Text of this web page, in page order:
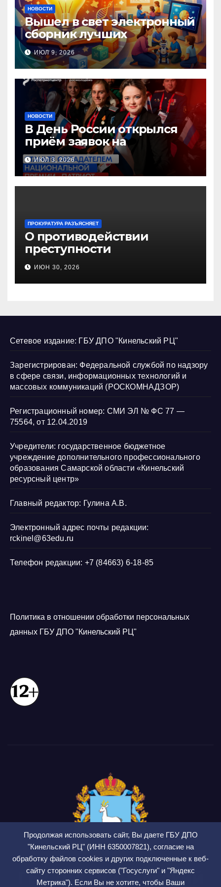
Продолжая использовать сайт, Вы даете ГБУ ДПО
"Кинельский РЦ" (ИНН 6350007821), согласие на
обработку файлов cookies и других подключенные к веб-
сайту сторонних сервисов ("Госуслуги" и "Яндекс
Метрика"). Если Вы не хотите, чтобы Ваши
НОВОСТИ
Вышел в свет электронный
сборник лучших
инновационных практик
педагогов дошкольного
образования!
ИЮЛ 9, 2026
НОВОСТИ
В День России открылся
приём заявок на
Национальную премию
«Патриот»
ИЮЛ 3, 2026
ПРОКУРАТУРА РАЗЪЯСНЯЕТ
О противодействии
преступности
несовершеннолетних и
нарушению их прав
ИЮН 30, 2026
Сетевое издание: ГБУ ДПО "Кинельский РЦ"
Зарегистрирован: Федеральной службой по надзору
в сфере связи, информационных технологий и
массовых коммуникаций (РОСКОМНАДЗОР)
Регистрационный номер: СМИ ЭЛ № ФС 77 —
75564, от 12.04.2019
Учредители: государственное бюджетное
учреждение дополнительного профессионального
образования Самарской области «Кинельский
ресурсный центр»
Главный редактор: Гулина А.В.
Электронный адрес почты редакции:
rckinel@63edu.ru
Телефон редакции: +7 (84663) 6-18-85
Политика в отношении обработки персональных
данных ГБУ ДПО "Кинельский РЦ"
ГБУ ДПО Кинельский